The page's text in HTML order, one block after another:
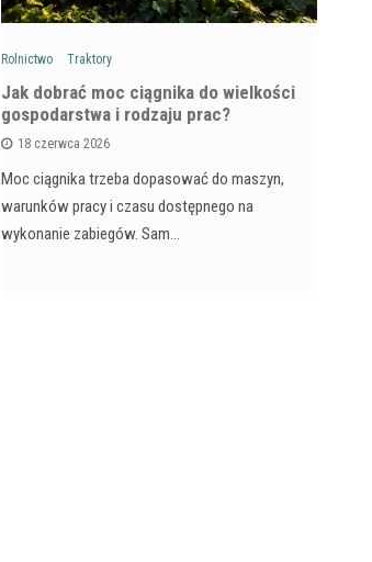
Rolnictwo Traktory
Jak dobrać moc ciągnika do wielkości
gospodarstwa i rodzaju prac?
18 czerwca 2026
Moc ciągnika trzeba dopasować do maszyn,
warunków pracy i czasu dostępnego na
wykonanie zabiegów. Sam…